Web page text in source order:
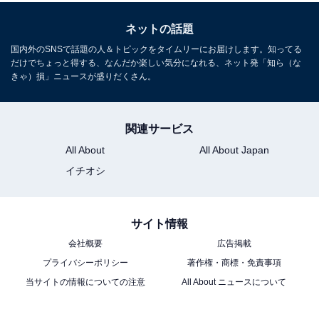
ネットの話題
国内外のSNSで話題の人＆トピックをタイムリーにお届けします。知ってる
だけでちょっと得する、なんだか楽しい気分になれる、ネット発「知ら（な
きゃ）損」ニュースが盛りだくさん。
関連サービス
All About
All About Japan
イチオシ
サイト情報
会社概要
広告掲載
プライバシーポリシー
著作権・商標・免責事項
当サイトの情報についての注意
All About ニュースについて